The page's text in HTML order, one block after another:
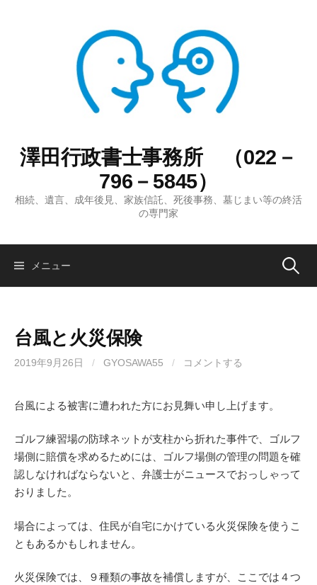
澤田行政書士事務所 （022－
796－5845）
相続、遺言、成年後見、家族信託、死後事務、墓じまい等の終活
の専門家
メニュー 検
台風と火災保険
2019年9月26日 / GYOSAWA55 / コメントする
台風による被害に遭われた方にお見舞い申し上げます。
ゴルフ練習場の防球ネットが支柱から折れた事件で、ゴルフ
場側に賠償を求めるためには、ゴルフ場側の管理の問題を確
認しなければならないと、弁護士がニュースでおっしゃって
おりました。
場合によっては、住民が自宅にかけている火災保険を使うこ
ともあるかもしれません。
火災保険では、９種類の事故を補償しますが、ここでは４つ